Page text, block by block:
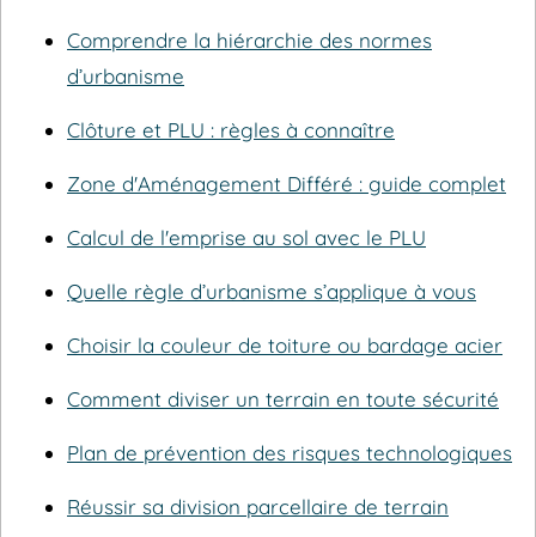
Comprendre la hiérarchie des normes
d’urbanisme
Clôture et PLU : règles à connaître
Zone d'Aménagement Différé : guide complet
Calcul de l'emprise au sol avec le PLU
Quelle règle d’urbanisme s’applique à vous
Choisir la couleur de toiture ou bardage acier
Comment diviser un terrain en toute sécurité
Plan de prévention des risques technologiques
Réussir sa division parcellaire de terrain